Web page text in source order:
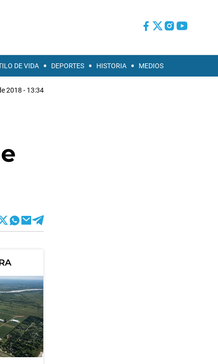
DE VIDA DEPORTES HISTORIA MEDIOS
2018 - 13:34